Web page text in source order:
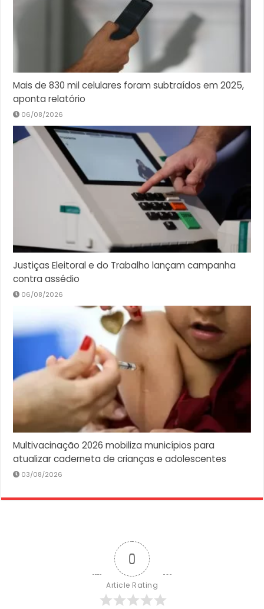
Mais de 830 mil celulares foram subtraídos em 2025,
aponta relatório
06/08/2026
Justiças Eleitoral e do Trabalho lançam campanha
contra assédio
06/08/2026
Multivacinação 2026 mobiliza municípios para
atualizar caderneta de crianças e adolescentes
03/08/2026
0
Article Rating